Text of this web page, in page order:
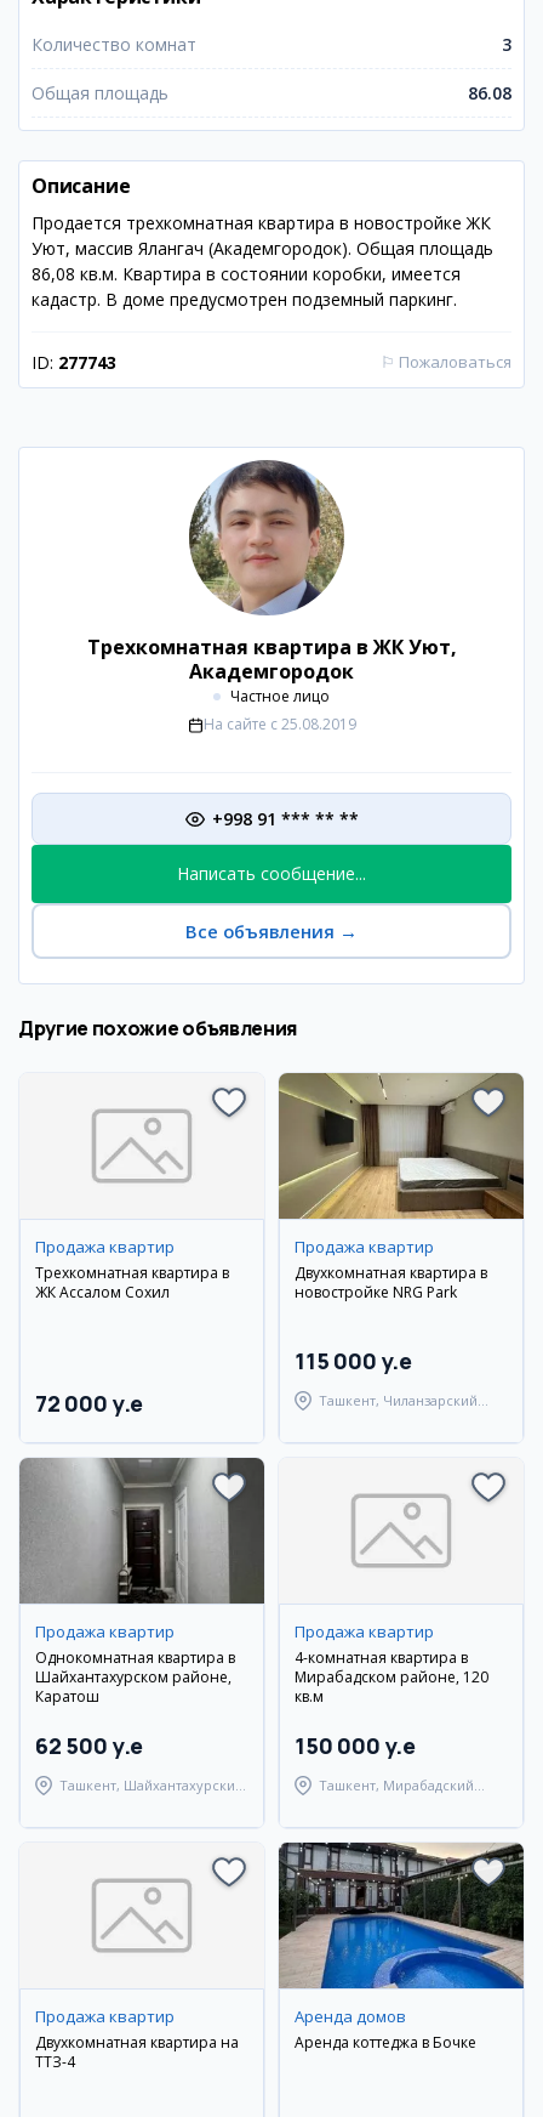
Количество комнат 3
Общая площадь 86.08
Описание
Продается трехкомнатная квартира в новостройке ЖК
Уют, массив Ялангач (Академгородок). Общая площадь
86,08 кв.м. Квартира в состоянии коробки, имеется
кадастр. В доме предусмотрен подземный паркинг.
ID: 277743 ⚐ Пожаловаться
Трехкомнатная квартира в ЖК Уют,
Академгородок
Частное лицо
На сайте с 25.08.2019
+998 91 *** ** **
Написать сообщение...
Все объявления →
Другие похожие объявления
Продажа квартир
Трехкомнатная квартира в
ЖК Ассалом Сохил
72 000 y.e
Продажа квартир
Двухкомнатная квартира в
новостройке NRG Park
115 000 y.e
Ташкент, Чиланзарский
Продажа квартир
Однокомнатная квартира в
Шайхантахурском районе,
Каратош
62 500 y.e
Ташкент, Шайхантахурский
Продажа квартир
4-комнатная квартира в
Мирабадском районе, 120
кв.м
150 000 y.e
Ташкент, Мирабадский
Продажа квартир
Двухкомнатная квартира на
ТТЗ-4
Аренда домов
Аренда коттеджа в Бочке